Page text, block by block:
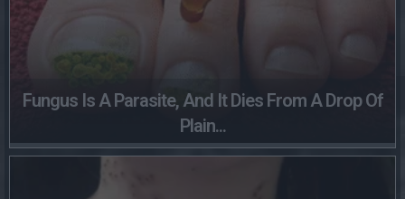
Fungus Is A Parasite, And It Dies From A Drop Of
Plain...